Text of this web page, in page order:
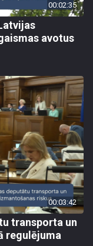
00:02:35
avotus
00:03:42
transporta un
regulējuma